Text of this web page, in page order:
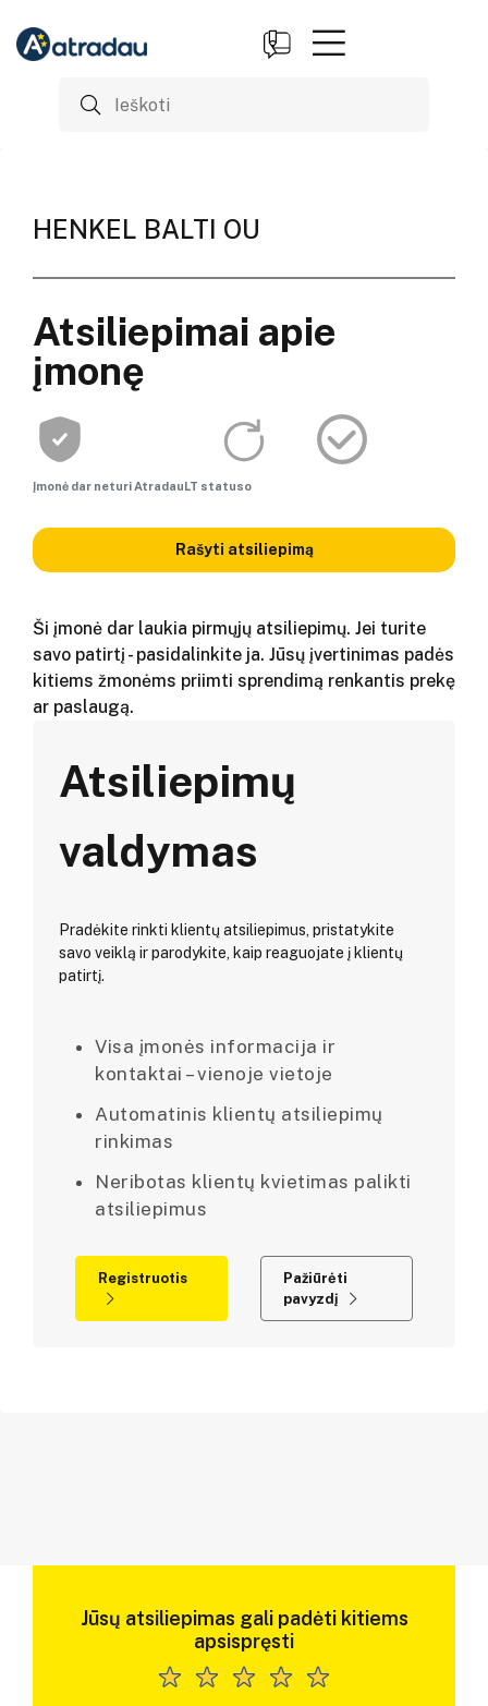
HENKEL BALTI OU
Atsiliepimai apie
įmonę
Įmonė dar neturi AtradauLT statuso
Rašyti atsiliepimą
Ši įmonė dar laukia pirmųjų atsiliepimų. Jei turite
savo patirtį - pasidalinkite ja. Jūsų įvertinimas padės
kitiems žmonėms priimti sprendimą renkantis prekę
ar paslaugą.
Atsiliepimų
valdymas
Pradėkite rinkti klientų atsiliepimus, pristatykite
savo veiklą ir parodykite, kaip reaguojate į klientų
patirtį.
Visa įmonės informacija ir
kontaktai – vienoje vietoje
Automatinis klientų atsiliepimų
rinkimas
Neribotas klientų kvietimas palikti
atsiliepimus
Registruotis
Pažiūrėti
pavyzdį
Jūsų atsiliepimas gali padėti kitiems
apsispręsti